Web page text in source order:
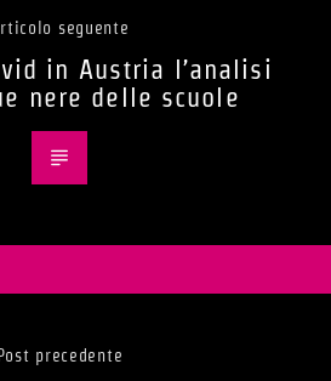
seguente
in Austria l’analisi
nere delle scuole
Post precedente